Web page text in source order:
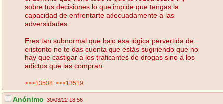
sobre tus decisiones lo que impide que tengas la
capacidad de enfrentarte adecuadamente a las
adversidades.
Eres tan subnormal que bajo esa lógica pervertida de
cristonto no te das cuenta que estás sugiriendo que no
hay que castigar a los traficantes de drogas sino a los
adictos que las compran.
>>>13508 >>>13519
Anónimo 30/03/22 18:56